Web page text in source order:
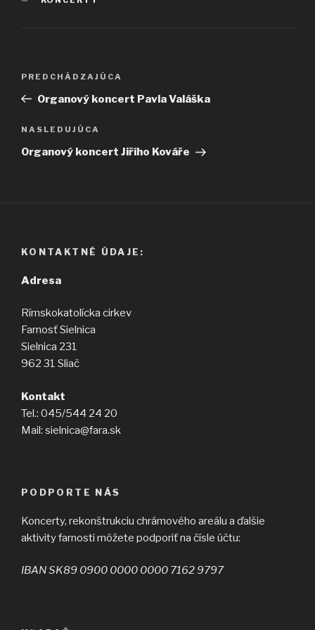
Navigácia
článku
Predchádzajúci
článok
PREDCHÁDZAJÚCA
Organový koncert Pavla Valáška
Ďalší
článok
NASLEDUJÚCA
Organový koncert Jiřího Kováře
KONTAKTNÉ ÚDAJE:
Adresa
Rímskokatolícka cirkev
Farnosť Sielnica
Sielnica 231
962 31 Sliač
Kontakt
Tel.: 045/544 24 20
Mail: sielnica@fara.sk
PODPORTE NÁS
Koncerty, rekonštrukciu chrámového areálu a ďalšie
aktivity farnosti môžete podporiť na čísle účtu:
IBAN SK89 0900 0000 0000 7162 9797